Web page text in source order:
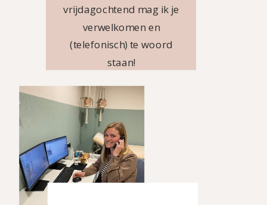
vrijdagochtend mag ik je
verwelkomen en
(telefonisch) te woord
staan!